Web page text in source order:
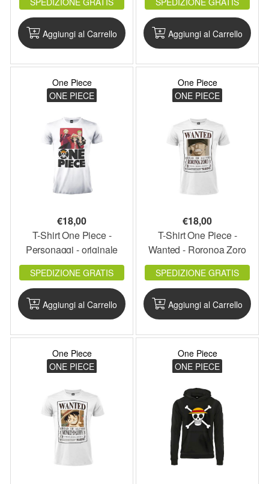
reso One Piece un fenomeno culturale globale nel mondo
Questo e tanto altro è acquistabile al miglior prezzo nello shop online
TroppeMaglie.com
. Scegli quello che desideri, con una spesa superiore
possibile effettuare pagamenti in contanti alla consegna, con carta di
credito, Paypal, con ricarica postepay, bonifico bancario anticipato e
vaglia. Scegli il tuo fandom e vivi l’esperienza fino in fondo!
Maglie a prezzi eccezionali!
Aggiungi al Carrello Aggiungi al Carrello
One Piece
ONE PIECE
€18,00
T-Shirt One Piece -
Personaggi - originale
ufficiale maglia maglietta
SPEDIZIONE GRATIS
Aggiungi al Carrello
One Piece
ONE PIECE
€18,00
T-Shirt One Piece -
Wanted - Roronoa Zoro
originale ufficiale maglia
maglietta
SPEDIZIONE GRATIS
Aggiungi al Carrello
One Piece
ONE PIECE
One Piece
ONE PIECE